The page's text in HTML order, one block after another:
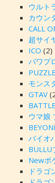
ウルト
カウン
CALL
超サイ
ICO (2)
パワプ
モンス
GTAV
ウマ娘
バイオ
BULLU
Newポ
ドラ